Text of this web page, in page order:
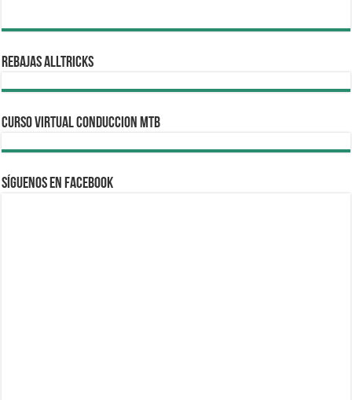
REBAJAS ALLTRICKS
CURSO VIRTUAL CONDUCCION MTB
Síguenos en Facebook